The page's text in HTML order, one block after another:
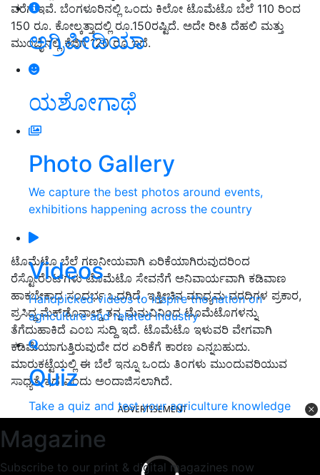
ಅಗ್ರಿಪೀಡಿಯಾ
ಯಶೋಗಾಥೆ
Photo Gallery
We capture the best photos around events,
exhibitions happening across the country
Videos
Handpicked videos to inspire the nation on
agriculture and related industry
Quiz
Take a quiz and test your agriculture knowledge
Magazine
Subscribe to our print & digital magazines now
ವರೆಗೆ ಇವೆ. ಬೆಂಗಳೂರಿನಲ್ಲಿ ಒಂದು ಕಿಲೋ ಟೊಮೆಟೊ ಬೆಲೆ 110 ರಿಂದ
150 ರೂ. ಕೋಲ್ಕತ್ತಾದಲ್ಲಿ ರೂ.150ರಷ್ಟಿದೆ. ಅದೇ ರೀತಿ ದೆಹಲಿ ಮತ್ತು
ಮುಂಬೈನಲ್ಲಿ ಕೆಜಿಗೆ 120 ರೂ ಇದೆ.
ಟೊಮೆಟೊ ಬೆಲೆ ಗಣನೀಯವಾಗಿ ಏರಿಕೆಯಾಗಿರುವುದರಿಂದ
ರೆಸ್ಟೋರೆಂಟ್‌ಗಳು ಟೊಮೆಟೊ ಸೇವನೆಗೆ ಅನಿವಾರ್ಯವಾಗಿ ಕಡಿವಾಣ
ಹಾಕಬೇಕಾದ ಸಂದರ್ಭ ಒದಗಿದೆ. ಇತ್ತೀಚಿನ ಮಾಧ್ಯಮ ವರದಿಗಳ ಪ್ರಕಾರ,
ಪ್ರಸಿದ್ಧ ಮೆಕ್‌ಡೊನಾಲ್ಡ್ ತನ್ನ ಮೆನುವಿನಿಂದ ಟೊಮೆಟೊಗಳನ್ನು
ತೆಗೆದುಹಾಕಿದೆ ಎಂಬ ಸುದ್ದಿ ಇದೆ. ಟೊಮೆಟೊ ಇಳುವರಿ ವೇಗವಾಗಿ
ಕಡಿಮೆಯಾಗುತ್ತಿರುವುದೇ ದರ ಏರಿಕೆಗೆ ಕಾರಣ ಎನ್ನಬಹುದು.
ಮಾರುಕಟ್ಟೆಯಲ್ಲಿ ಈ ಬೆಲೆ ಇನ್ನೂ ಒಂದು ತಿಂಗಳು ಮುಂದುವರಿಯುವ
ಸಾಧ್ಯತೆ ಇದೆ ಎಂದು ಅಂದಾಜಿಸಲಾಗಿದೆ.
ADVERTISEMENT